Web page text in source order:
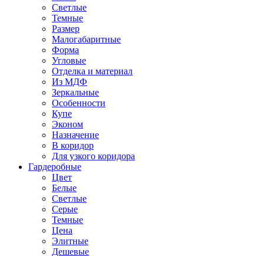
Светлые
Темные
Размер
Малогабаритные
Форма
Угловые
Отделка и материал
Из МДФ
Зеркальные
Особенности
Купе
Эконом
Назначение
В коридор
Для узкого коридора
Гардеробные
Цвет
Белые
Светлые
Серые
Темные
Цена
Элитные
Дешевые